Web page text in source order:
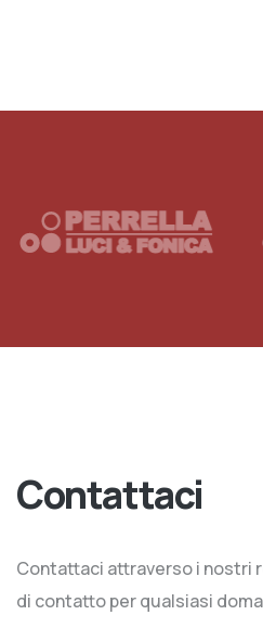
Contattaci
Contattaci attraverso i nostri
di contatto per qualsiasi